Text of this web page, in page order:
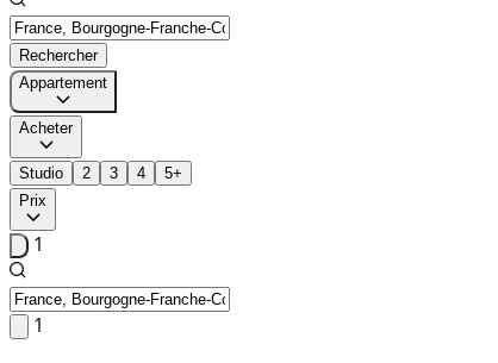
Rechercher
Appartement
Acheter
Studio 2 3 4
5+
Prix
1
1